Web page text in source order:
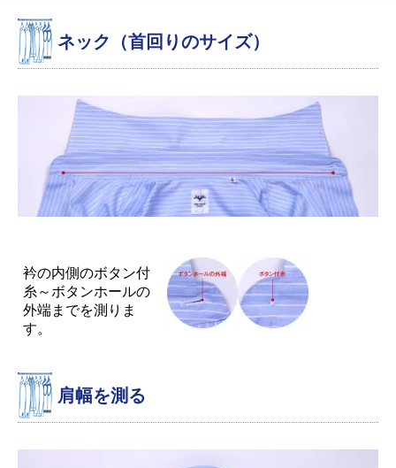
ネック（首回りのサイズ）
衿の内側のボタン付
糸～ボタンホールの
外端までを測りま
す。
肩幅を測る